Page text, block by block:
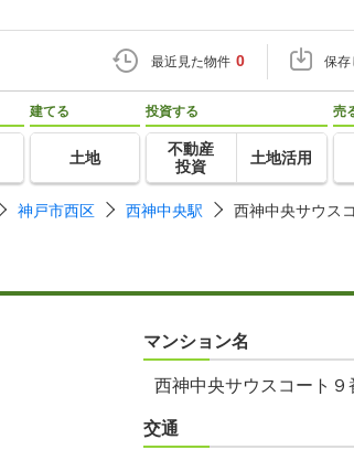
最近見た物件 0 保存
建てる
土地
投資する
不動産
投資
土地活用
売
神戸市西区 西神中央駅 西神中央サウス
マンション名
西神中央サウスコート９
交通